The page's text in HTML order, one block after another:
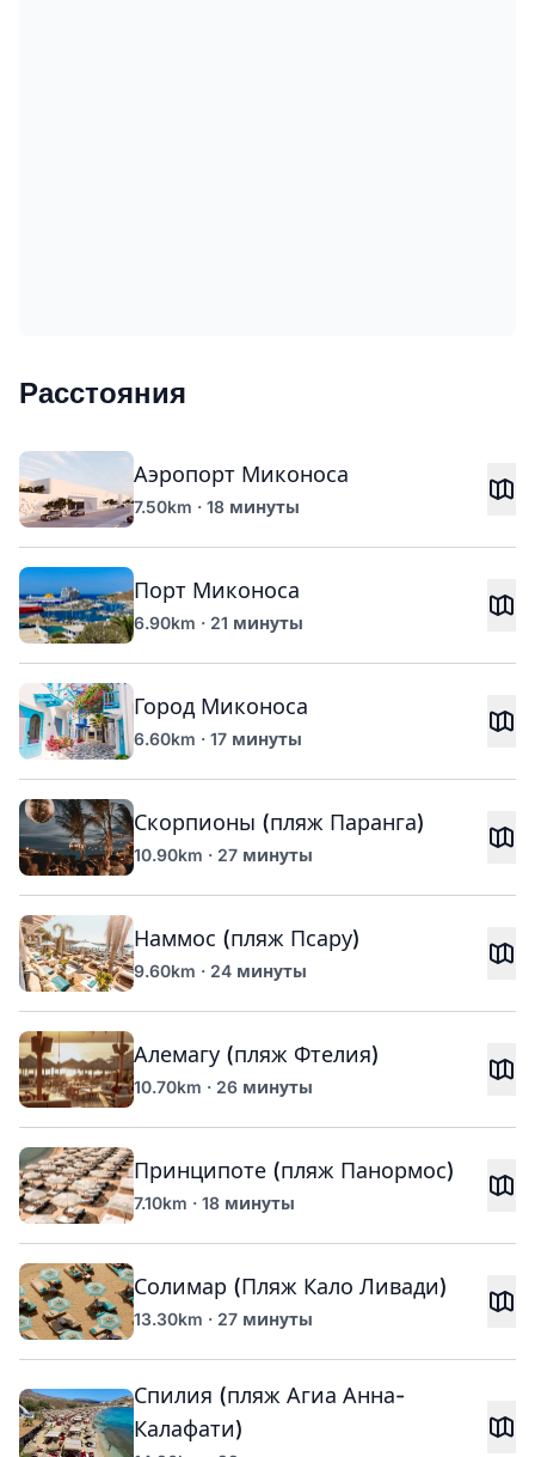
Расстояния
Аэропорт Миконоса
7.50km · 18 минуты
Порт Миконоса
6.90km · 21 минуты
Город Миконоса
6.60km · 17 минуты
Скорпионы (пляж Паранга)
10.90km · 27 минуты
Наммос (пляж Псару)
9.60km · 24 минуты
Алемагу (пляж Фтелия)
10.70km · 26 минуты
Принципоте (пляж Панормос)
7.10km · 18 минуты
Солимар (Пляж Кало Ливади)
13.30km · 27 минуты
Спилия (пляж Агиа Анна-
Калафати)